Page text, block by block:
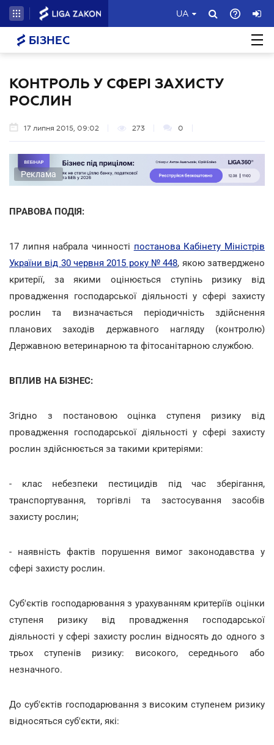
UA
БІЗНЕС
КОНТРОЛЬ У СФЕРІ ЗАХИСТУ
РОСЛИН
17 липня 2015, 09:02 273 0
Реклама
ПРАВОВА ПОДІЯ:
17 липня набрала чинності постанова Кабінету Міністрів
України від 30 червня 2015 року № 448, якою затверджено
критерії, за якими оцінюється ступінь ризику від
провадження господарської діяльності у сфері захисту
рослин та визначається періодичність здійснення
планових заходів державного нагляду (контролю)
Державною ветеринарною та фітосанітарною службою.
ВПЛИВ НА БІЗНЕС:
Згідно з постановою оцінка ступеня ризику від
провадження господарської діяльності у сфері захисту
рослин здійснюється за такими критеріями:
- клас небезпеки пестицидів під час зберігання,
транспортування, торгівлі та застосування засобів
захисту рослин;
- наявність фактів порушення вимог законодавства у
сфері захисту рослин.
Суб'єктів господарювання з урахуванням критеріїв оцінки
ступеня ризику від провадження господарської
діяльності у сфері захисту рослин відносять до одного з
трьох ступенів ризику: високого, середнього або
незначного.
До суб'єктів господарювання з високим ступенем ризику
відносяться суб'єкти, які: